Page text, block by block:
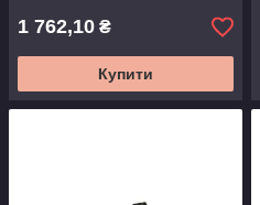
1 762,10 ₴
Купити